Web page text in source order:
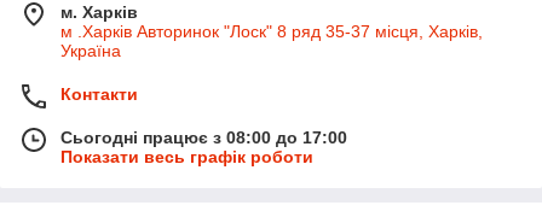
м. Харків
м .Харків Авторинок "Лоск" 8 ряд 35-37 місця, Харків,
Україна
Контакти
Сьогодні працює з 08:00 до 17:00
Показати весь графік роботи